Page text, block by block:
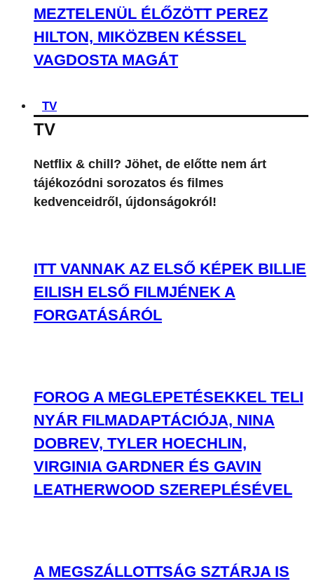
MEZTELENÜL ÉLŐZÖTT PEREZ
HILTON, MIKÖZBEN KÉSSEL
VAGDOSTA MAGÁT
TV
TV
Netflix & chill? Jöhet, de előtte nem árt
tájékozódni sorozatos és filmes
kedvenceidről, újdonságokról!
ITT VANNAK AZ ELSŐ KÉPEK BILLIE
EILISH ELSŐ FILMJÉNEK A
FORGATÁSÁRÓL
FOROG A MEGLEPETÉSEKKEL TELI
NYÁR FILMADAPTÁCIÓJA, NINA
DOBREV, TYLER HOECHLIN,
VIRGINIA GARDNER ÉS GAVIN
LEATHERWOOD SZEREPLÉSÉVEL
A MEGSZÁLLOTTSÁG SZTÁRJA IS